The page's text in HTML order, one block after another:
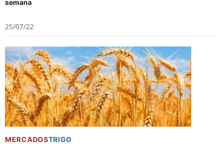
semana
25/07/22
MERCADOSTRIGO